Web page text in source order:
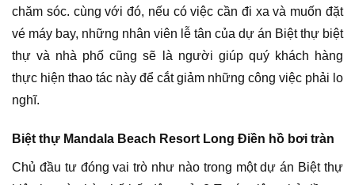
chăm sóc. cùng với đó, nếu có việc cần đi xa và muốn đặt
vé máy bay, những nhân viên lễ tân của dự án Biệt thự biệt
thự và nhà phố cũng sẽ là người giúp quý khách hàng
thực hiện thao tác này để cắt giảm những công việc phải lo
nghĩ.
Biệt thự Mandala Beach Resort Long Điền hồ bơi tràn
Chủ đầu tư đóng vai trò như nào trong một dự án Biệt thự